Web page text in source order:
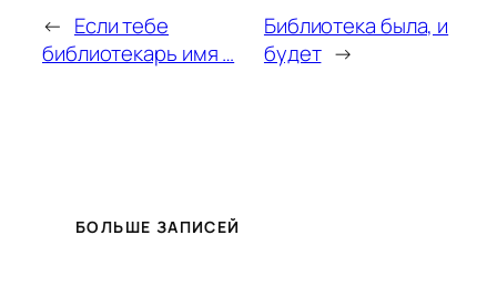
← Если тебе
библиотекарь имя …
Библиотека была, и
будет →
БОЛЬШЕ ЗАПИСЕЙ